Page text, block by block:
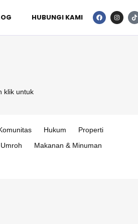
HUBUNGI KAMI
klik untuk
Hukum
Properti
Makanan & Minuman